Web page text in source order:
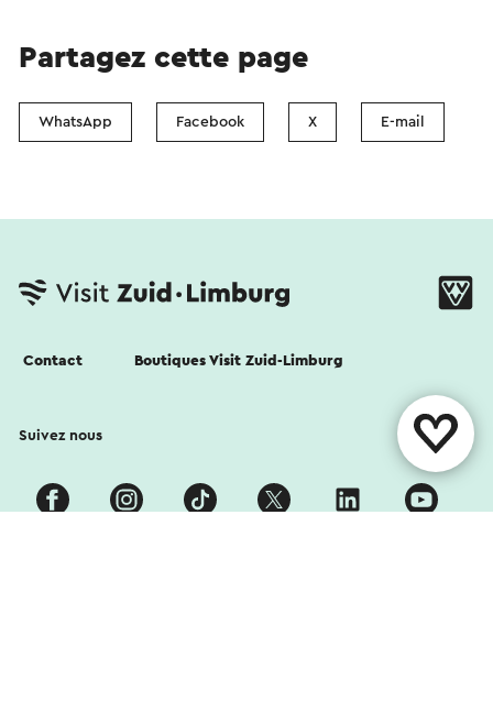
Partagez cette page
WhatsApp Facebook X E-mail
Contact Boutiques Visit Zuid-Limburg
Suivez nous